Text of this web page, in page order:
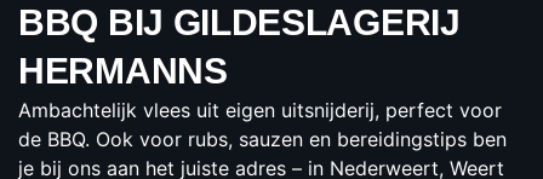
DILS TRIO
€19.65
per pakket
BESTELLEN
BBQ BIJ GILDESLAGERIJ
HERMANNS
Ambachtelijk vlees uit eigen uitsnijderij, perfect voor
de BBQ. Ook voor rubs, sauzen en bereidingstips ben
je bij ons aan het juiste adres – in Nederweert, Weert